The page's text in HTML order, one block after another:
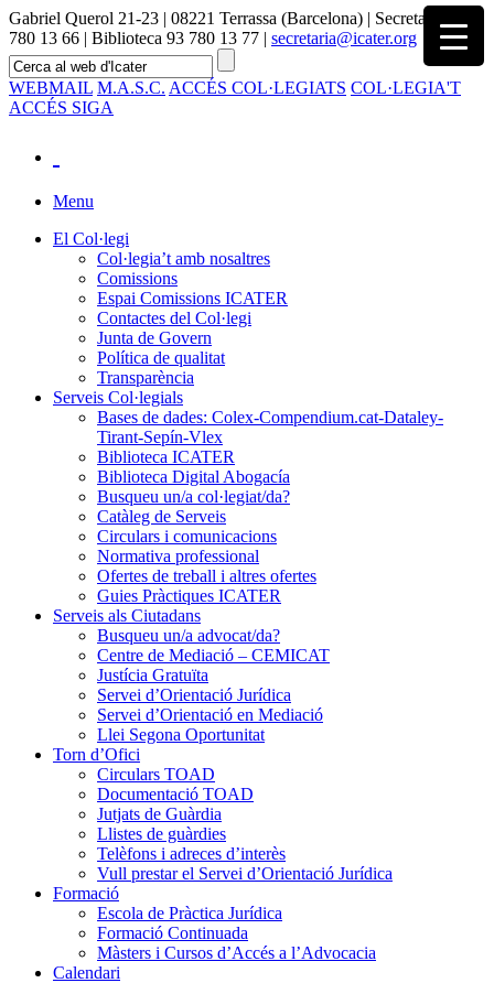
Gabriel Querol 21-23 | 08221 Terrassa (Barcelona) | Secretaria 93
780 13 66 | Biblioteca 93 780 13 77 | secretaria@icater.org
WEBMAIL M.A.S.C. ACCÉS COL·LEGIATS COL·LEGIA'T
ACCÉS SIGA
Menu
El Col·legi
Col·legia’t amb nosaltres
Comissions
Espai Comissions ICATER
Contactes del Col·legi
Junta de Govern
Política de qualitat
Transparència
Serveis Col·legials
Bases de dades: Colex-Compendium.cat-Dataley-
Tirant-Sepín-Vlex
Biblioteca ICATER
Biblioteca Digital Abogacía
Busqueu un/a col·legiat/da?
Catàleg de Serveis
Circulars i comunicacions
Normativa professional
Ofertes de treball i altres ofertes
Guies Pràctiques ICATER
Serveis als Ciutadans
Busqueu un/a advocat/da?
Centre de Mediació – CEMICAT
Justícia Gratuïta
Servei d’Orientació Jurídica
Servei d’Orientació en Mediació
Llei Segona Oportunitat
Torn d’Ofici
Circulars TOAD
Documentació TOAD
Jutjats de Guàrdia
Llistes de guàrdies
Telèfons i adreces d’interès
Vull prestar el Servei d’Orientació Jurídica
Formació
Escola de Pràctica Jurídica
Formació Continuada
Màsters i Cursos d’Accés a l’Advocacia
Calendari